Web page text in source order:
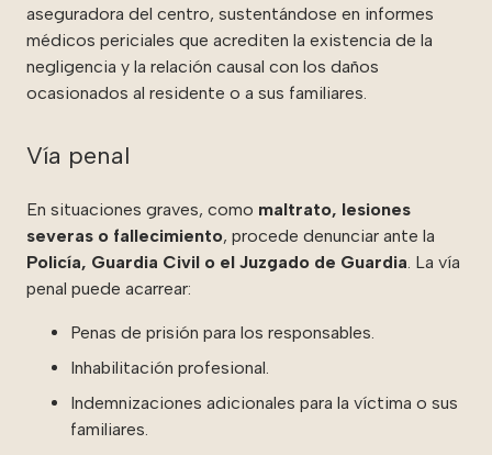
aseguradora del centro, sustentándose en informes
médicos periciales que acrediten la existencia de la
negligencia y la relación causal con los daños
ocasionados al residente o a sus familiares.
Vía penal
En situaciones graves, como maltrato, lesiones
severas o fallecimiento, procede denunciar ante la
Policía, Guardia Civil o el Juzgado de Guardia . La vía
penal puede acarrear:
Penas de prisión para los responsables.
Inhabilitación profesional.
Indemnizaciones adicionales para la víctima o sus
familiares.